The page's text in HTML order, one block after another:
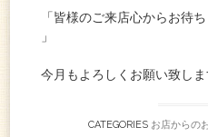
「皆様のご来店心からお待
」
今月もよろしくお願い致しま
CATEGORIES お店からの